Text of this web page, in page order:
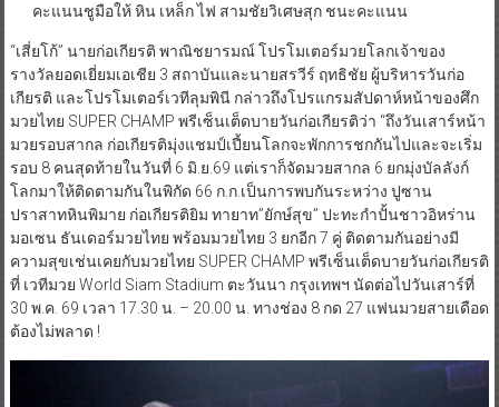
คะแนนชูมือให้ หิน เหล็ก ไฟ สามชัยวิเศษสุก ชนะคะแนน
“เสี่ยโก้” นายก่อเกียรติ พาณิชยารมณ์ โปรโมเตอร์มวยโลกเจ้าของ
รางวัลยอดเยี่ยมเอเชีย 3 สถาบันและนายสรวีร์ ฤทธิชัย ผู้บริหารวันก่อ
เกียรติ และโปรโมเตอร์เวทีลุมพินี กล่าวถึงโปรแกรมสัปดาห์หน้าของศึก
มวยไทย SUPER CHAMP พรีเซ็นเต็ดบายวันก่อเกียรติว่า “ถึงวันเสาร์หน้า
มวยรอบสากล ก่อเกียรติมุ่งแชมป์เปี้ยนโลกจะพักการชกกันไปและจะเริ่ม
รอบ 8 คนสุดท้ายในวันที่ 6 มิ.ย.69 แต่เราก็จัดมวยสากล 6 ยกมุ่งบัลลังก์
โลกมาให้ติดตามกันในพิกัด 66 ก.ก.เป็นการพบกันระหว่าง ปูซาน
ปราสาทหินพิมาย ก่อเกียรติยิม ทายาท”ยักษ์สุข” ปะทะกำปั้นชาวอิหร่าน
มอเซน ธันเดอร์มวยไทย พร้อมมวยไทย 3 ยกอีก 7 คู่ ติดตามกันอย่างมี
ความสุขเช่นเคยกับมวยไทย SUPER CHAMP พรีเซ็นเต็ดบายวันก่อเกียรติ
ที่ เวทีมวย World Siam Stadium ตะวันนา กรุงเทพฯ นัดต่อไปวันเสาร์ที่
30 พ.ค. 69 เวลา 17.30 น. – 20.00 น. ทางช่อง 8 กด 27 แฟนมวยสายเดือด
ต้องไม่พลาด !